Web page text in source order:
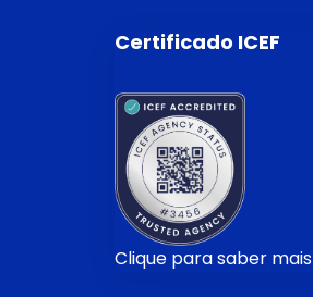
Certificado ICEF
Clique para saber mais